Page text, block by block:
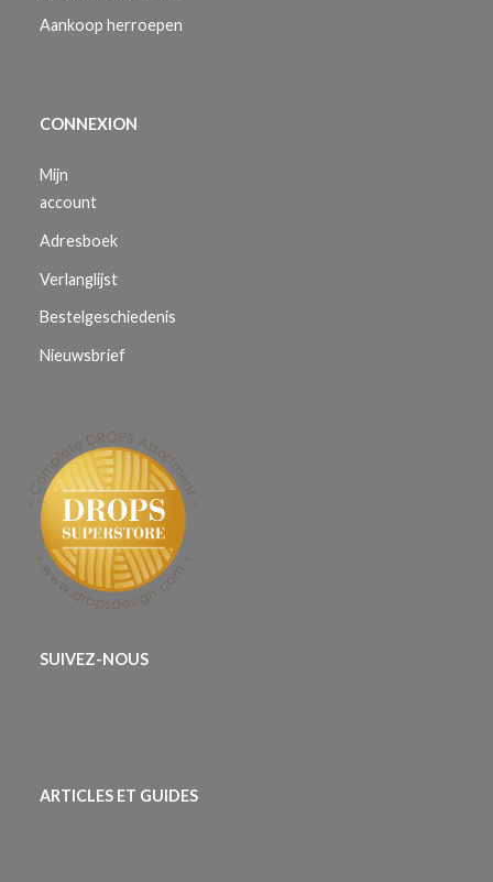
Aankoop herroepen
CONNEXION
Mijn
account
Adresboek
Verlanglijst
Bestelgeschiedenis
Nieuwsbrief
SUIVEZ-NOUS
ARTICLES ET GUIDES